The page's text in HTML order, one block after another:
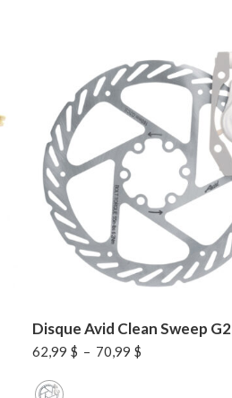
Disque Avid Clean Sweep G2
62,99 $ – 70,99 $Plage